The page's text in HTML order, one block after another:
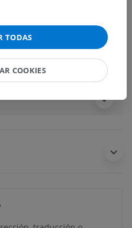
para esta parte
TODAS
COOKIES